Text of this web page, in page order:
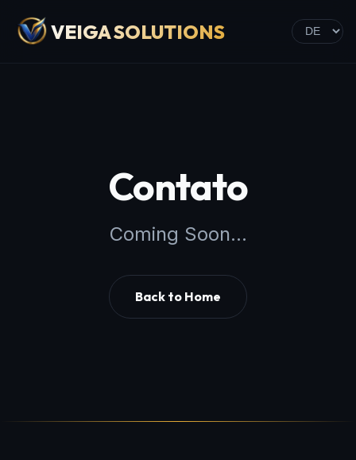
VEIGA SOLUTIONS
Contato
Coming Soon...
Back to Home